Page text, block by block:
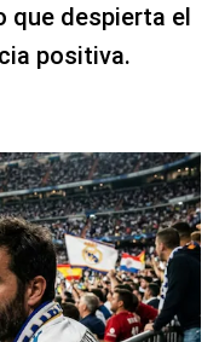
que despierta el
positiva.